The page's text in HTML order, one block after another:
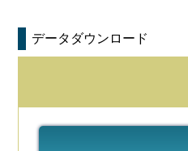
データダウンロード